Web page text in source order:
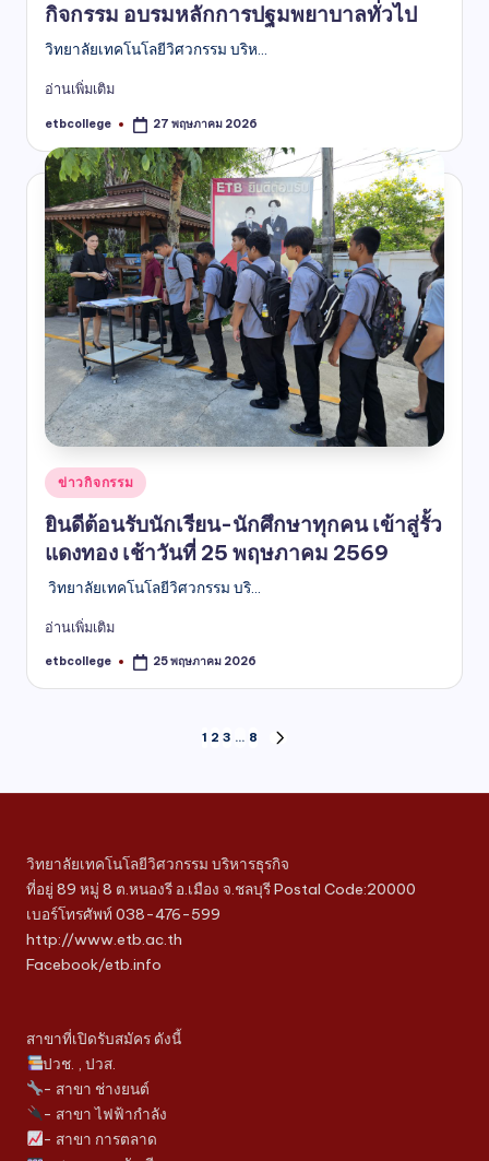
กิจกรรม อบรมหลักการปฐมพยาบาลทั่วไป
วิทยาลัยเทคโนโลยีวิศวกรรม บริห...
อ่านเพิ่มเติม
etbcollege 27 พฤษภาคม 2026
ข่าวกิจกรรม
ยินดีต้อนรับนักเรียน-นักศึกษาทุกคน เข้าสู่รั้ว
แดงทอง เช้าวันที่ 25 พฤษภาคม 2569
วิทยาลัยเทคโนโลยีวิศวกรรม บริ...
อ่านเพิ่มเติม
etbcollege 25 พฤษภาคม 2026
1 2 3 … 8
วิทยาลัยเทคโนโลยีวิศวกรรม บริหารธุรกิจ
ที่อยู่ 89 หมู่ 8 ต.หนองรี อ.เมือง จ.ชลบุรี Postal Code:20000
เบอร์โทรศัพท์ 038-476-599
http://www.etb.ac.th
Facebook/etb.info
สาขาที่เปิดรับสมัคร ดังนี้
ปวช. , ปวส.
- สาขา ช่างยนต์
- สาขา ไฟฟ้ากำลัง
- สาขา การตลาด